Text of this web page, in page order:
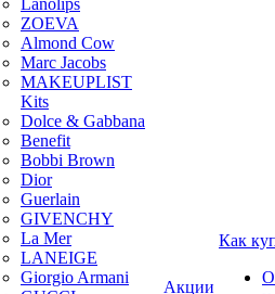
Lanolips
ZOEVA
Almond Cow
Marc Jacobs
MAKEUPLIST
Kits
Dolce & Gabbana
Benefit
Bobbi Brown
Dior
Guerlain
GIVENCHY
La Mer
LANEIGE
Giorgio Armani
Акции
Как